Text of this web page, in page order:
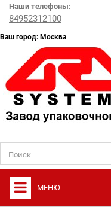
Наши телефоны:
84952312100
Ваш город: Москва
МЕНЮ